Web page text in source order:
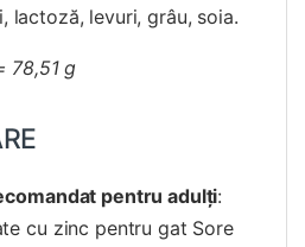
lactoză, levuri, grâu, soia.
78,51 g
pentru adulți:
cu zinc pentru gat Sore